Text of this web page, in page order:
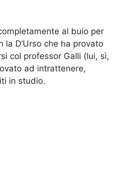
al buio per
la D’Urso che ha provato
col professor Galli (lui, sì,
ad intrattenere,
in studio.